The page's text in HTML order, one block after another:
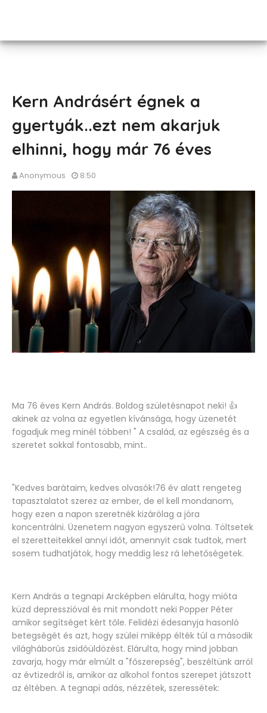
Kern Andrásért égnek a
gyertyák..ezt nem akarjuk
elhinni, hogy már 76 éves
Anonymous 8:50
Ma 76 éves Kern András. Boldog születésnapot neki! 👍
akinek az volna az egyetlen kívánsága, hogy üzenetét
fogadjuk meg minél többen! " A család, az egészség és a
szeretet sokkal fontosabb, mint..
"Kedves barátaim, kedves olvasók!76 év alatt rengeteg
tapasztalatot szerez az ember, de el kell mondanom,
hogy ezen a napon szeretnék kizárólag a jóra
koncentrálni. Üzenetem nagyon egyszerű volna. Töltsetek
el szeretteitekkel annyi időt, amennyit csak tudtok, mert
sosem tudhatjátok, hogy meddig lesz rá lehetőségetek.
Kern András a tegnapi Arcképben elárulta, hogy mióta
küzd depresszióval és mit mondott neki Popper Péter
amikor segítséget kért tőle. Felidézi édesanyja hasonló
betegségét és azt, hogy szülei miképp élték túl a második
világháborús zsidóüldözést. Elárulta, hogy mind jobban
zavarja, hogy már elmúlt a "főszerepség", beszéltünk arról
az évtizedről is, amikor az alkohol fontos szerepet játszott
az éltében. A tegnapi adás, nézzétek, szeressétek: